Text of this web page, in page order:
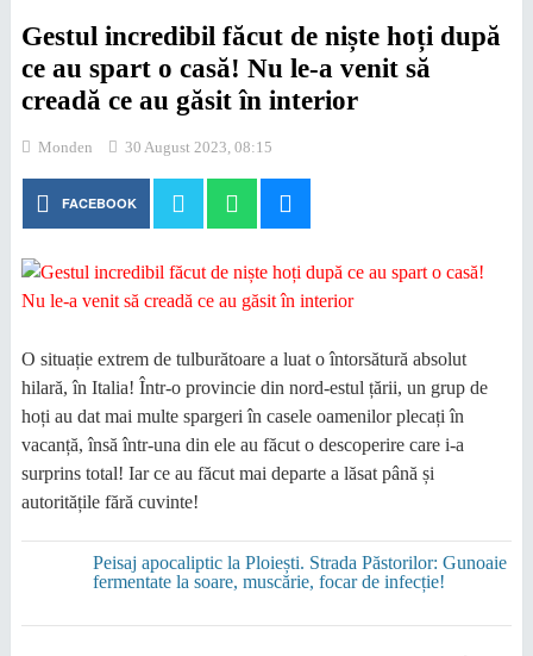
Gestul incredibil făcut de niște hoți după
ce au spart o casă! Nu le-a venit să
creadă ce au găsit în interior
Monden 30 August 2023, 08:15
FACEBOOK
O situație extrem de tulburătoare a luat o întorsătură absolut
hilară, în Italia! Într-o provincie din nord-estul țării, un grup de
hoți au dat mai multe spargeri în casele oamenilor plecați în
vacanță, însă într-una din ele au făcut o descoperire care i-a
surprins total! Iar ce au făcut mai departe a lăsat până și
autoritățile fără cuvinte!
Peisaj apocaliptic la Ploiești. Strada Păstorilor: Gunoaie
fermentate la soare, muscărie, focar de infecție!